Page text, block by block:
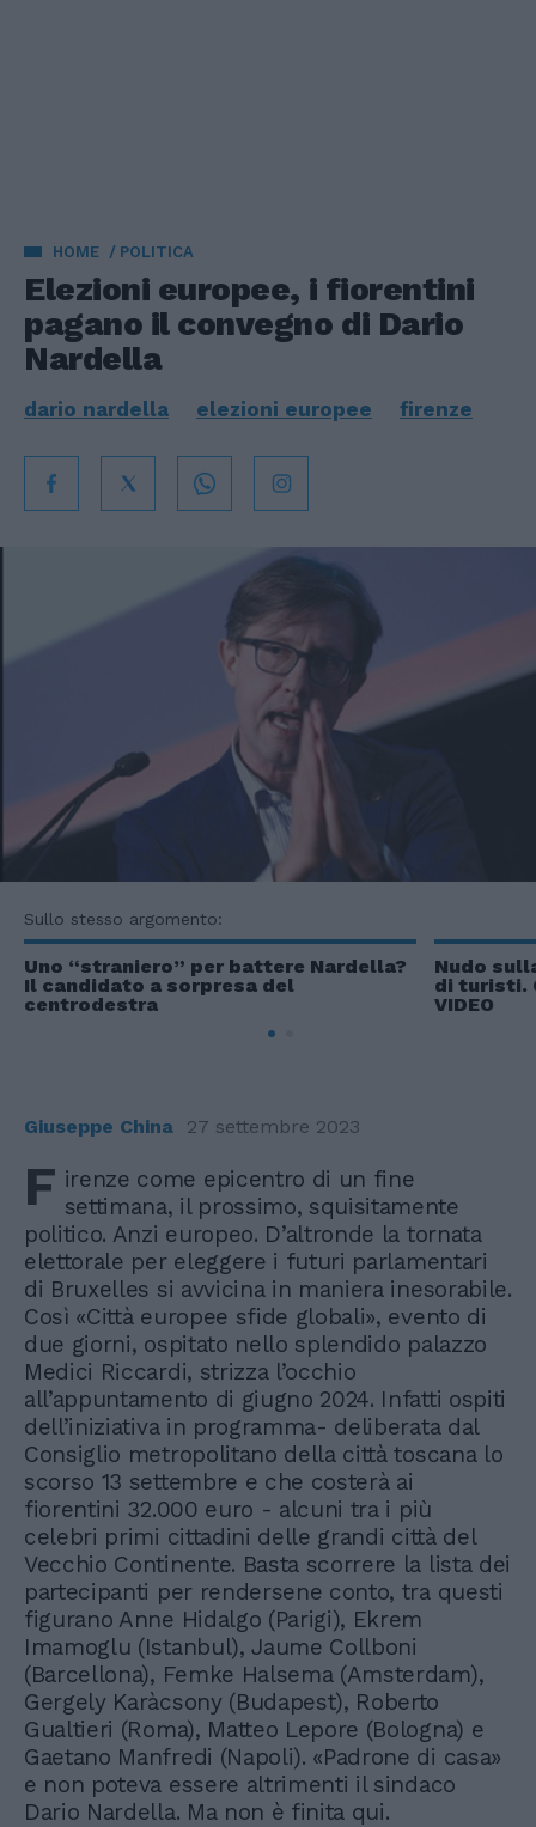
HOME POLITICA
Elezioni europee, i fiorentini
pagano il convegno di Dario
Nardella
dario nardella elezioni europee firenze
Sullo stesso argomento:
Uno “straniero” per battere Nardella?
Il candidato a sorpresa del
centrodestra
Nudo
di turisti.
VIDEO
Giuseppe China 27 settembre 2023
F irenze come epicentro di un fine
settimana, il prossimo, squisitamente
politico. Anzi europeo. D’altronde la tornata
elettorale per eleggere i futuri parlamentari
di Bruxelles si avvicina in maniera inesorabile.
Così «Città europee sfide globali», evento di
due giorni, ospitato nello splendido palazzo
Medici Riccardi, strizza l’occhio
all’appuntamento di giugno 2024. Infatti ospiti
dell’iniziativa in programma- deliberata dal
Consiglio metropolitano della città toscana lo
scorso 13 settembre e che costerà ai
fiorentini 32.000 euro - alcuni tra i più
celebri primi cittadini delle grandi città del
Vecchio Continente. Basta scorrere la lista dei
partecipanti per rendersene conto, tra questi
figurano Anne Hidalgo (Parigi), Ekrem
Imamoglu (Istanbul), Jaume Collboni
(Barcellona), Femke Halsema (Amsterdam),
Gergely Karàcsony (Budapest), Roberto
Gualtieri (Roma), Matteo Lepore (Bologna) e
Gaetano Manfredi (Napoli). «Padrone di casa»
e non poteva essere altrimenti il sindaco
Dario Nardella. Ma non è finita qui.